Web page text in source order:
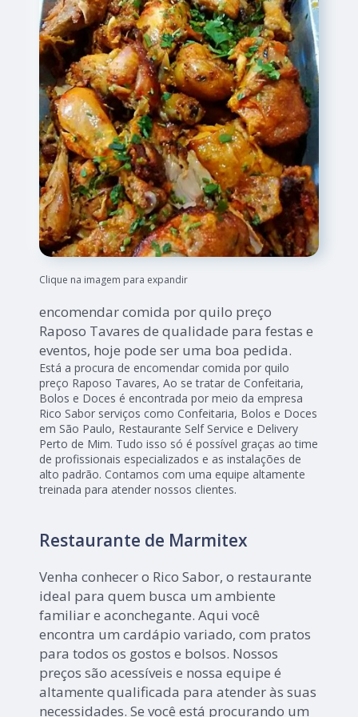
Clique na imagem para expandir
encomendar comida por quilo preço
Raposo Tavares de qualidade para festas e
eventos, hoje pode ser uma boa pedida.
Está a procura de encomendar comida por quilo
preço Raposo Tavares, Ao se tratar de Confeitaria,
Bolos e Doces é encontrada por meio da empresa
Rico Sabor serviços como Confeitaria, Bolos e Doces
em São Paulo, Restaurante Self Service e Delivery
Perto de Mim. Tudo isso só é possível graças ao time
de profissionais especializados e as instalações de
alto padrão. Contamos com uma equipe altamente
treinada para atender nossos clientes.
Restaurante de Marmitex
Venha conhecer o Rico Sabor, o restaurante
ideal para quem busca um ambiente
familiar e aconchegante. Aqui você
encontra um cardápio variado, com pratos
para todos os gostos e bolsos. Nossos
preços são acessíveis e nossa equipe é
altamente qualificada para atender às suas
necessidades. Se você está procurando um